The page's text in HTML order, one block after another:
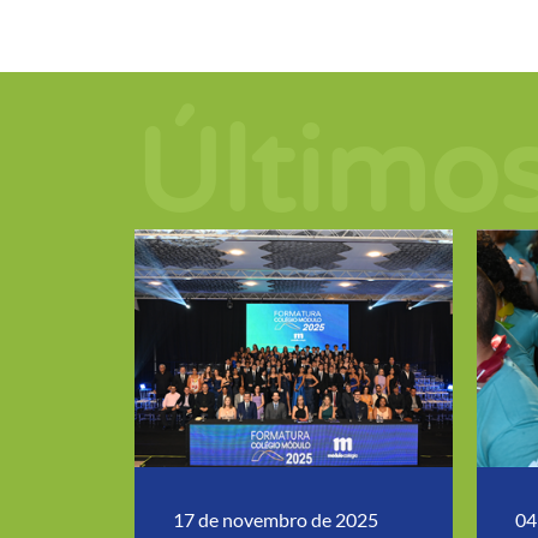
17 de novembro de 2025